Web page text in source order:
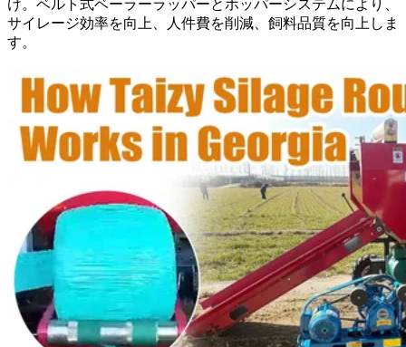
け。ベルト式ベーラーラッパーとホッパーシステムにより、
サイレージ効率を向上、人件費を削減、飼料品質を向上しま
す。